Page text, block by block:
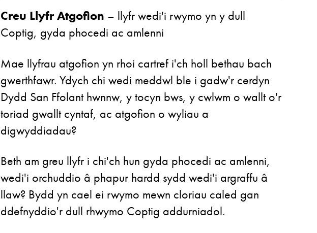
Creu Llyfr Atgofion – llyfr wedi'i rwymo yn y dull
Coptig, gyda phocedi ac amlenni
Mae llyfrau atgofion yn rhoi cartref i'ch holl bethau bach
gwerthfawr. Ydych chi wedi meddwl ble i gadw'r cerdyn
Dydd San Ffolant hwnnw, y tocyn bws, y cwlwm o wallt o'r
toriad gwallt cyntaf, ac atgofion o wyliau a
digwyddiadau?
Beth am greu llyfr i chi'ch hun gyda phocedi ac amlenni,
wedi'i orchuddio â phapur hardd sydd wedi'i argraffu â
llaw? Bydd yn cael ei rwymo mewn cloriau caled gan
ddefnyddio'r dull rhwymo Coptig addurniadol.